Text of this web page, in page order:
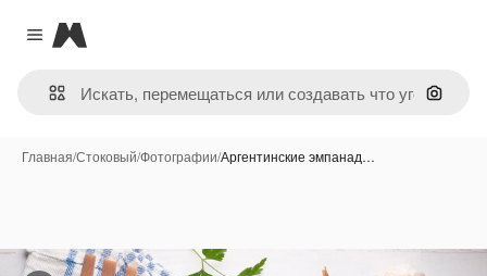
Close menu
Magnific
Поиск
Главная/Стоковый/Фотографии/Аргентинские эмпанад…